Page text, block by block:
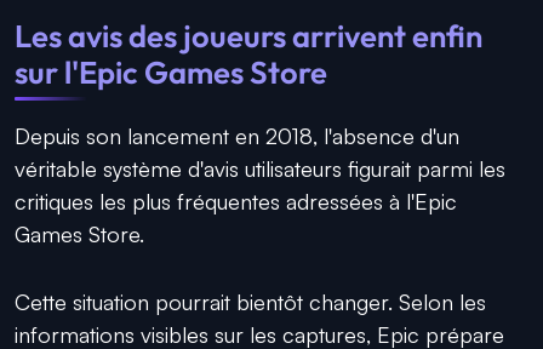
Les avis des joueurs arrivent enfin
sur l'Epic Games Store
Depuis son lancement en 2018, l'absence d'un
véritable système d'avis utilisateurs figurait parmi les
critiques les plus fréquentes adressées à l'Epic
Games Store.
Cette situation pourrait bientôt changer. Selon les
informations visibles sur les captures, Epic prépare